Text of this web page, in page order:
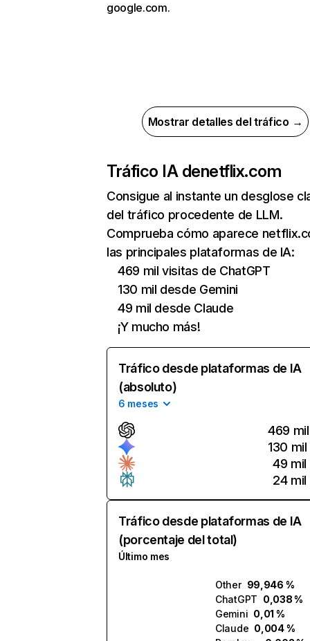
google.com.
Mostrar detalles del tráfico →
Tráfico IA denetflix.com
Consigue al instante un desglose
del tráfico procedente de LLM.
Comprueba cómo aparece
las principales plataformas de IA:
469 mil visitas de ChatGPT
130 mil desde Gemini
49 mil desde Claude
¡Y mucho más!
Tráfico desde plataformas de IA
(absoluto)
6 meses
469 mil
130 mil
49 mil
24 mil
Tráfico desde plataformas de IA
(porcentaje del total)
Último mes
Other 99,946 %
ChatGPT 0,038 %
Gemini 0,01 %
Claude 0,004 %